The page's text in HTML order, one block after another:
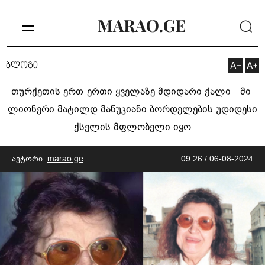
ბლოგი
თურ­ქე­თის ერთ-ერთი ყვე­ლა­ზე მდი­და­რი ქა­ლი - მი­
ლი­ო­ნე­რი მა­ტილდ მა­ნუ­კი­ა­ნი ბორდელების უდიდესი
ქსელის მფლობელი იყო
ავტორი: marao.ge 09:26 / 06-08-2024